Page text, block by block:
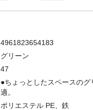
4961823654183
グリーン
47
●ちょっとしたスペースのグ
適。
ポリエステル PE、鉄